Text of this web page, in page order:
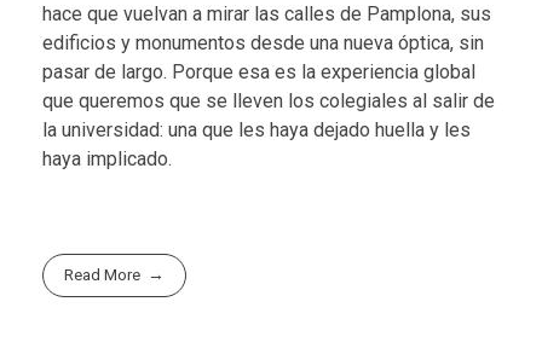
hace que vuelvan a mirar las calles de Pamplona, sus
edificios y monumentos desde una nueva óptica, sin
pasar de largo. Porque esa es la experiencia global
que queremos que se lleven los colegiales al salir de
la universidad: una que les haya dejado huella y les
haya implicado.
Read More